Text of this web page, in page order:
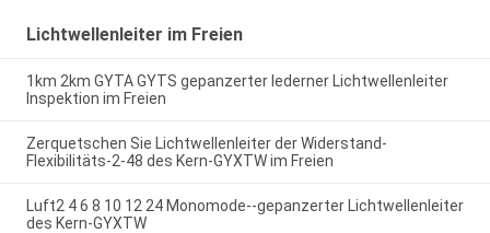
Lichtwellenleiter im Freien
1km 2km GYTA GYTS gepanzerter lederner Lichtwellenleiter
Inspektion im Freien
Zerquetschen Sie Lichtwellenleiter der Widerstand-
Flexibilitäts-2-48 des Kern-GYXTW im Freien
Luft2 4 6 8 10 12 24 Monomode--gepanzerter Lichtwellenleiter
des Kern-GYXTW